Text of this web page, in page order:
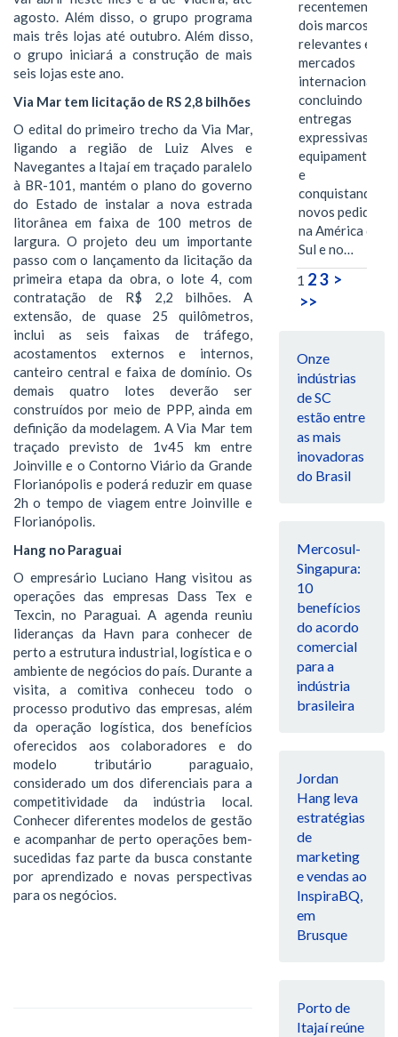
agosto. Além disso, o grupo programa
mais três lojas até outubro. Além disso,
o grupo iniciará a construção de mais
seis lojas este ano.
Via Mar tem licitação de RS 2,8 bilhões
O edital do primeiro trecho da Via Mar,
ligando a região de Luiz Alves e
Navegantes a Itajaí em traçado paralelo
à BR-101, mantém o plano do governo
do Estado de instalar a nova estrada
litorânea em faixa de 100 metros de
largura. O projeto deu um importante
passo com o lançamento da licitação da
primeira etapa da obra, o lote 4, com
contratação de R$ 2,2 bilhões. A
extensão, de quase 25 quilômetros,
inclui as seis faixas de tráfego,
acostamentos externos e internos,
canteiro central e faixa de domínio. Os
demais quatro lotes deverão ser
construídos por meio de PPP, ainda em
definição da modelagem. A Via Mar tem
traçado previsto de 1v45 km entre
Joinville e o Contorno Viário da Grande
Florianópolis e poderá reduzir em quase
2h o tempo de viagem entre Joinville e
Florianópolis.
Hang no Paraguai
O empresário Luciano Hang visitou as
operações das empresas Dass Tex e
Texcin, no Paraguai. A agenda reuniu
lideranças da Havn para conhecer de
perto a estrutura industrial, logística e o
ambiente de negócios do país. Durante a
visita, a comitiva conheceu todo o
processo produtivo das empresas, além
da operação logística, dos benefícios
oferecidos aos colaboradores e do
modelo tributário paraguaio,
considerado um dos diferenciais para a
competitividade da indústria local.
Conhecer diferentes modelos de gestão
e acompanhar de perto operações bem-
sucedidas faz parte da busca constante
por aprendizado e novas perspectivas
para os negócios.
recentemente
dois marcos
relevantes em
mercados
internacionais,
concluindo
entregas
expressivas de
equipamentos
e
conquistando
novos pedidos
na América do
Sul e no…
1 23 >
>>
Onze
indústrias
de SC
estão entre
as mais
inovadoras
do Brasil
Mercosul-
Singapura:
10
benefícios
do acordo
comercial
para a
indústria
brasileira
Jordan
Hang leva
estratégias
de
marketing
e vendas ao
InspiraBQ,
em
Brusque
Porto de
Itajaí reúne